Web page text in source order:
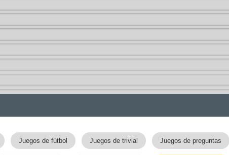
Juegos de fútbol Juegos de trivial Juegos de preguntas